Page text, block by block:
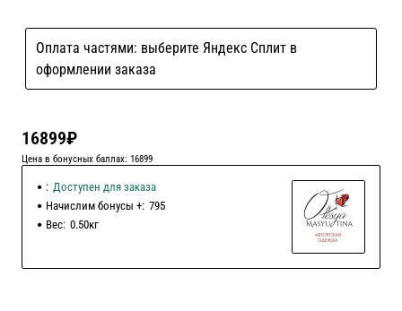
Оплата частями: выберите Яндекс Сплит в
оформлении заказа
16899₽
Цена в бонусных баллах: 16899
: Доступен для заказа
Начислим бонусы +: 795
Вес: 0.50кг